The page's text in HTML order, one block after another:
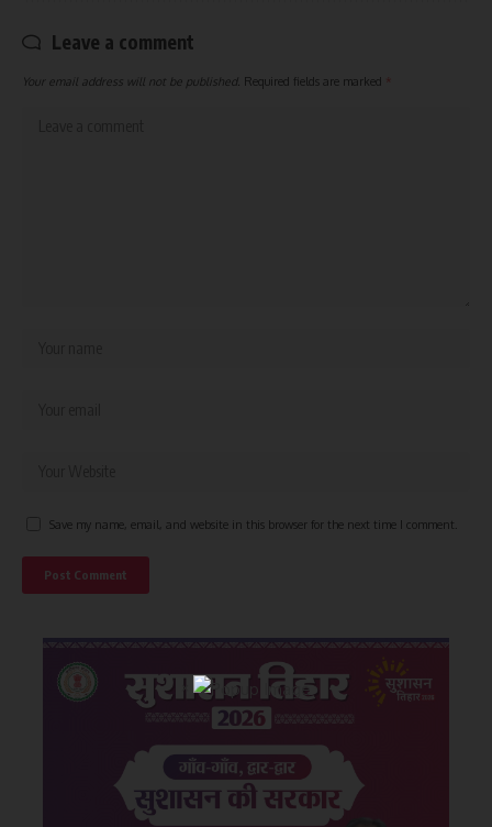
Leave a comment
Your email address will not be published. Required fields are marked *
Save my name, email, and website in this browser for the next time I comment.
×